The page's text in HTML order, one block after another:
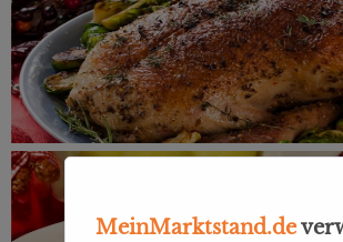
MeinMarktstand.de